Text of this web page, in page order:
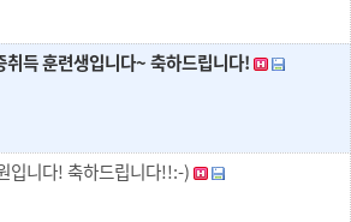
취득 훈련생입니다~ 축하드립니다!
입니다! 축하드립니다!!:-)